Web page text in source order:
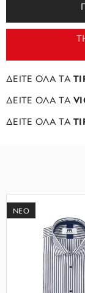
ΔΕΙΤΕ ΟΛΑ ΤΑ
ΔΕΙΤΕ ΟΛΑ ΤΑ
ΔΕΙΤΕ ΟΛΑ ΤΑ
ΝΕΟ